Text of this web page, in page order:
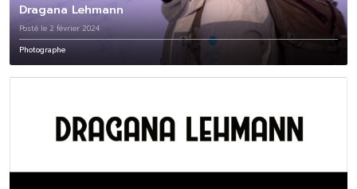
Dragana Lehmann
Posté le 2 février 2024
Photographe